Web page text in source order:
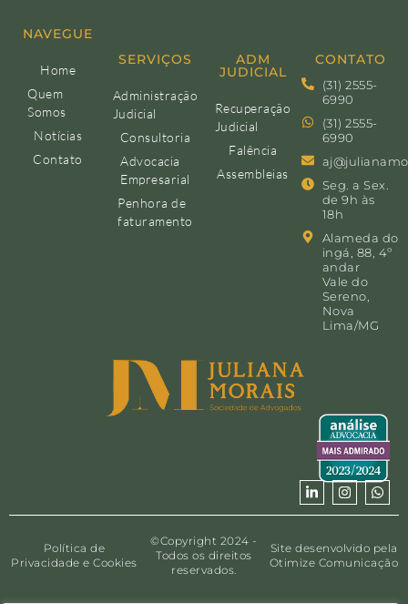
NAVEGUE
Home
Quem
Somos
Notícias
Contato
SERVIÇOS
Administração
Judicial
Consultoria
Advocacia
Empresarial
Penhora de
faturamento
ADM
JUDICIAL
Recuperação
Judicial
Falência
Assembleias
CONTATO
(31) 2555-
6990
(31) 2555-
6990
Seg. a Sex.
de 9h às
18h
Alameda do
ingá, 88, 4º
andar
Vale do
Sereno,
Nova
Lima/MG
Política de
Privacidade e Cookies
©Copyright 2024 -
Todos os direitos
reservados.
Site desenvolvido pela
Otimize Comunicação